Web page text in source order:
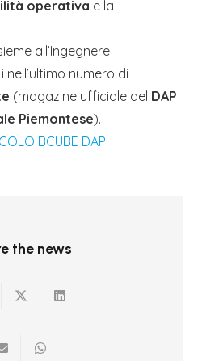
operativa e la
all’Ingegnere
nell’ultimo numero di
(magazine ufficiale del DAP
Piemontese).
BCUBE DAP
the news